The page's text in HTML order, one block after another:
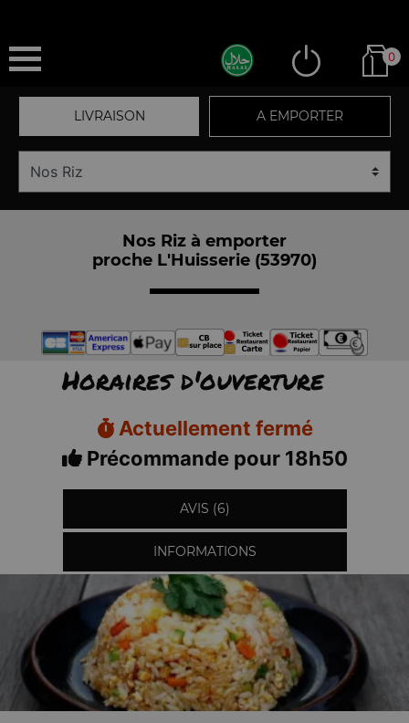
0
LIVRAISON A EMPORTER
Nos Riz à emporter
proche L'Huisserie (53970)
Horaires d'ouverture
Actuellement fermé
Précommande pour 18h50
AVIS (6)
INFORMATIONS